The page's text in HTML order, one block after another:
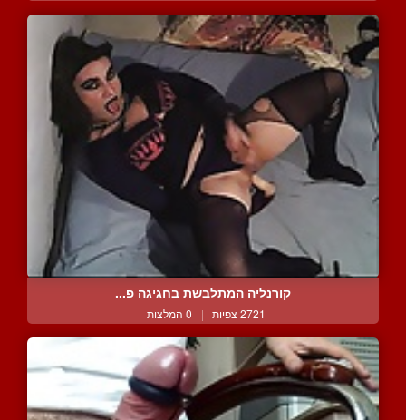
קורנליה המתלבשת בחגיגה פ...
2721 צפיות | 0 המלצות